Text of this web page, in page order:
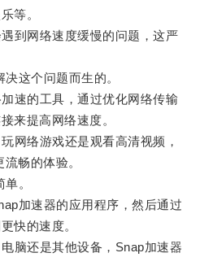
等。
网络速度缓慢的问题，这严
这个问题而生的。
的工具，通过优化网络传输
来提高网络速度。
络游戏还是观看高清视频，
畅的体验。
。
加速器的应用程序，然后通过
快的速度。
还是其他设备，Snap加速器